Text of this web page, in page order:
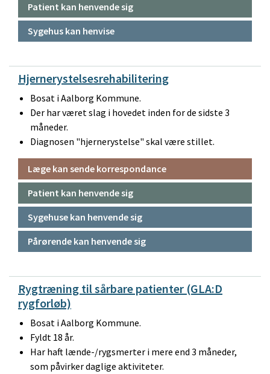
Patient kan henvende sig
Sygehus kan henvise
Hjernerystelsesrehabilitering
Bosat i Aalborg Kommune.
Der har været slag i hovedet inden for de sidste 3
måneder.
Diagnosen "hjernerystelse" skal være stillet.
Læge kan sende korrespondance
Patient kan henvende sig
Sygehuse kan henvende sig
Pårørende kan henvende sig
Rygtræning til sårbare patienter (GLA:D
rygforløb)
Bosat i Aalborg Kommune.
Fyldt 18 år.
Har haft lænde-/rygsmerter i mere end 3 måneder,
som påvirker daglige aktiviteter.